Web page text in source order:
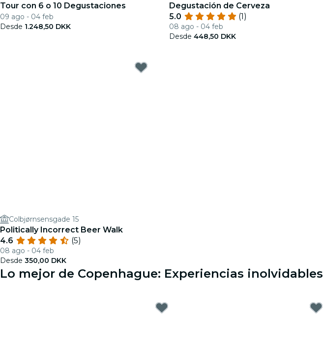
Tour con 6 o 10 Degustaciones
09 ago - 04 feb
Desde 1.248,50 DKK
Degustación de Cerveza
5.0
(1)
08 ago - 04 feb
Desde 448,50 DKK
Colbjørnsensgade 15
Politically Incorrect Beer Walk
4.6
(5)
08 ago - 04 feb
Desde 350,00 DKK
Lo mejor de Copenhague: Experiencias inolvidables